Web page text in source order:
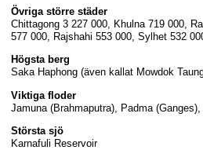
Övriga större städer
Chittagong 3 227 000, Khulna 719 000,
577 000, Rajshahi 553 000, Sylhet 532
Högsta berg
Saka Haphong (även kallat Mowdok
Viktiga floder
Jamuna (Brahmaputra), Padma
Största sjö
Karnafuli Reservoir